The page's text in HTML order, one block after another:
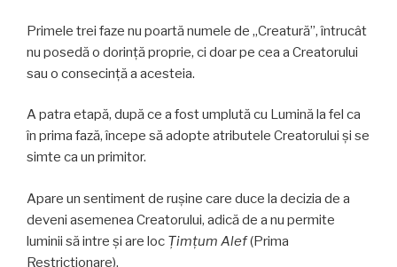
Primele trei faze nu poartă numele de „Creatură”, întrucât
nu posedă o dorință proprie, ci doar pe cea a Creatorului
sau o consecință a acesteia.
A patra etapă, după ce a fost umplută cu Lumină la fel ca
în prima fază, începe să adopte atributele Creatorului și se
simte ca un primitor.
Apare un sentiment de rușine care duce la decizia de a
deveni asemenea Creatorului, adică de a nu permite
luminii să intre și are loc Ţimţum Alef(Prima
Restricționare).